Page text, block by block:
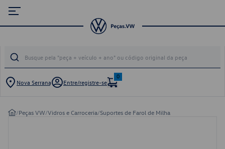
Nova Serrana Entre/registre-se
0
/Peças VW/Vidros e Carroceria/Suportes de Farol de Milha